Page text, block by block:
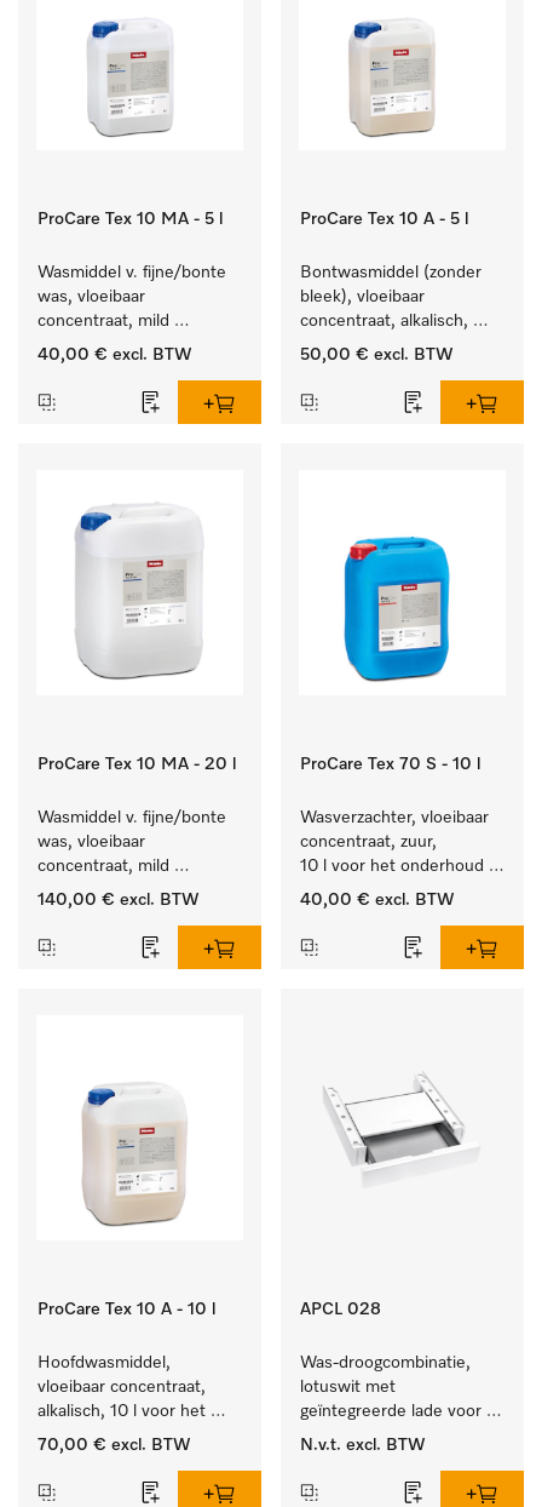
ProCare Tex 10 MA - 5 l
Wasmiddel v. fijne/bonte
was, vloeibaar
concentraat, mild
alkalisch, 5 l voor het
en gevoelig textiel.
40,00 € excl. BTW
ProCare Tex 10 A - 5 l
Bontwasmiddel (zonder
bleek), vloeibaar
concentraat, alkalisch,
5 l voor het reinigen van
kleurechte bonte was.
50,00 € excl. BTW
ProCare Tex 10 MA - 20 l
Wasmiddel v. fijne/bonte
was, vloeibaar
concentraat, mild
alkalisch, 20 l voor het
en gevoelig textiel.
140,00 € excl. BTW
ProCare Tex 70 S - 10 l
Wasverzachter, vloeibaar
concentraat, zuur,
10 l voor het onderhoud
van vezels zodat het
40,00 € excl. BTW
ProCare Tex 10 A - 10 l
Hoofdwasmiddel,
vloeibaar concentraat,
alkalisch, 10 l voor het
reinigen van wit wasgoed
70,00 € excl. BTW
APCL 028
Was-droogcombinatie,
lotuswit met
geïntegreerde lade voor
een bijzonder
droogzuil. .
N.v.t. excl. BTW